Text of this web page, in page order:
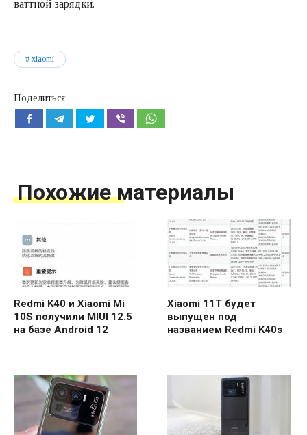
ваттной зарядки.
xiaomi
Поделиться:
Похожие материалы
Redmi K40 и Xiaomi Mi
10S получили MIUI 12.5
на базе Android 12
Xiaomi 11T будет
выпущен под
названием Redmi K40s